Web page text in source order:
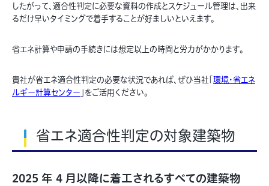
したがって、適合性判定に必要な資料の作成とスケジュール管理は、出来
るだけ早いタイミングで着手することが好ましいといえます。
省エネ計算や申請の手続きには想定以上の時間と労力がかかります。
貴社が省エネ適合性判定の必要な状況であれば、ぜひ当社「 環境・省エネ
ルギー計算センター 」をご活用ください。
省エネ適合性判定の対象建築物
2025 年 4 月以降に着工されるすべての建築物